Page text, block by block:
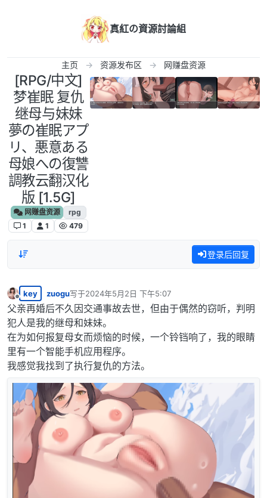
真紅の資源討論組
主页 资源发布区 网赚盘资源
[RPG/中文]
梦崔眠 复仇
继母与妹妹
夢の崔眠アプ
リ、悪意ある
母娘への復讐
調教云翻汉化
版 [1.5G]
网赚盘资源
rpg
1
1 479
登录后回复
离线
key zuogu写于2024年5月2日 下午5:07
最后由 编辑
父亲再婚后不久因交通事故去世，但由于偶然的窃听，判明
犯人是我的继母和妹妹。
在为如何报复母女而烦恼的时候，一个铃铛响了，我的眼睛
里有一个智能手机应用程序。
我感觉我找到了执行复仇的方法。